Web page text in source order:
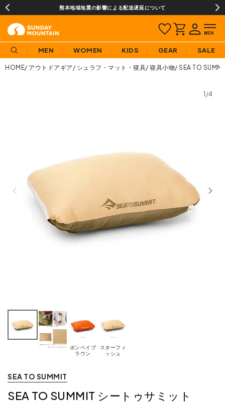
熊本地域地震の影響による配送遅延について
MEN WOMEN KIDS GEAR SALE
HOME アウトドアギア シュラフ・マット・寝具 寝具小物 SEA TO
1/4
ボンベイブ
ラウン
スターフィ
ッシュ
SEA TO SUMMIT
SEA TO SUMMIT シートゥサミット